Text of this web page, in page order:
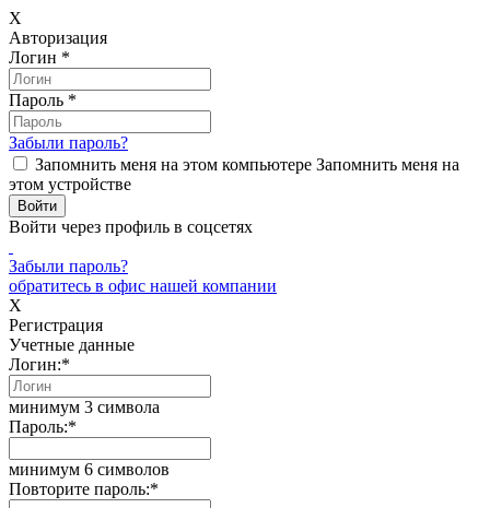
X
Авторизация
Логин *
Пароль *
Забыли пароль?
Запомнить меня на этом компьютере Запомнить меня на
этом устройстве
Войти через профиль в соцсетях
Забыли пароль?
обратитесь в офис нашей компании
X
Регистрация
Учетные данные
Логин:*
минимум 3 символа
Пароль:*
минимум 6 символов
Повторите пароль:*